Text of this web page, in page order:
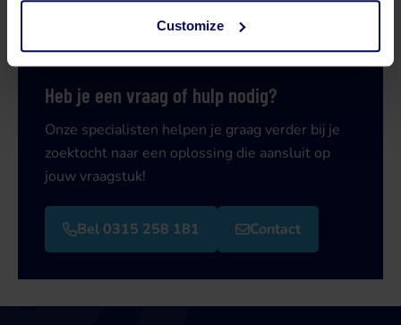
Customize
Heb je een vraag of hulp nodig?
Onze specialisten helpen je graag verder bij je
zoektocht naar een oplossing die aansluit op
jouw vraagstuk!
Bel 0315 258 181 Contact